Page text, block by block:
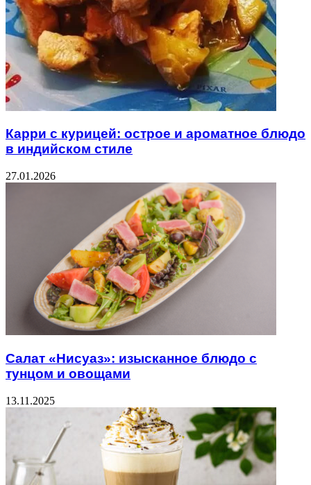
Карри с курицей: острое и ароматное блюдо
в индийском стиле
27.01.2026
Салат «Нисуаз»: изысканное блюдо с
тунцом и овощами
13.11.2025